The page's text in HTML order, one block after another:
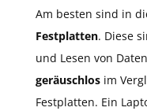
Am besten sind in
Festplatten. Diese
und Lesen von
geräuschlos im
Festplatten. Ein